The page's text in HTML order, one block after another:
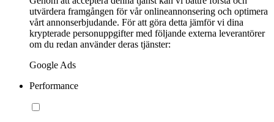
utvärdera framgången för vår onlineannonsering och optimera
vårt annonserbjudande. För att göra detta jämför vi dina
krypterade personuppgifter med följande externa leverantörer
om du redan använder deras tjänster:
Google Ads
Performance